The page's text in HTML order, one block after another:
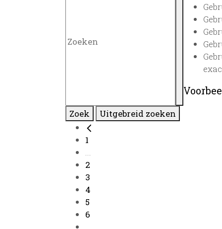
Zoek Uitgebreid zoeken
1
...
2
3
4
5
6
...